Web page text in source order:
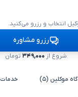
انتخاب و رزرو می‌کنید.
رزرو مشاوره
شروع از ۳۴۹,۰۰۰تومان
موکلین (۵) خدمات